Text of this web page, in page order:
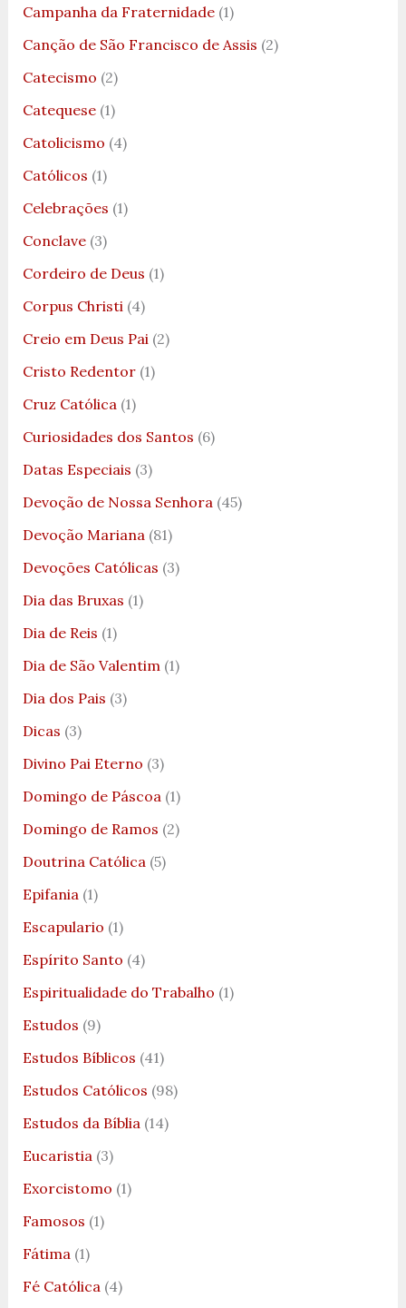
Campanha da Fraternidade(1)
Canção de São Francisco de Assis (2)
Catecismo (2)
Catequese(1)
Catolicismo (4)
Católicos (1)
Celebrações (1)
Conclave(3)
Cordeiro de Deus (1)
Corpus Christi (4)
Creio em Deus Pai (2)
Cristo Redentor(1)
Cruz Católica (1)
Curiosidades dos Santos (6)
Datas Especiais (3)
Devoção de Nossa Senhora (45)
Devoção Mariana (81)
Devoções Católicas (3)
Dia das Bruxas (1)
Dia de Reis (1)
Dia de São Valentim (1)
Dia dos Pais (3)
Dicas (3)
Divino Pai Eterno (3)
Domingo de Páscoa (1)
Domingo de Ramos (2)
Doutrina Católica (5)
Epifania (1)
Escapulario (1)
Espírito Santo (4)
Espiritualidade do Trabalho (1)
Estudos (9)
Estudos Bíblicos (41)
Estudos Católicos (98)
Estudos da Bíblia (14)
Eucaristia (3)
Exorcistomo (1)
Famosos (1)
Fátima (1)
Fé Católica (4)